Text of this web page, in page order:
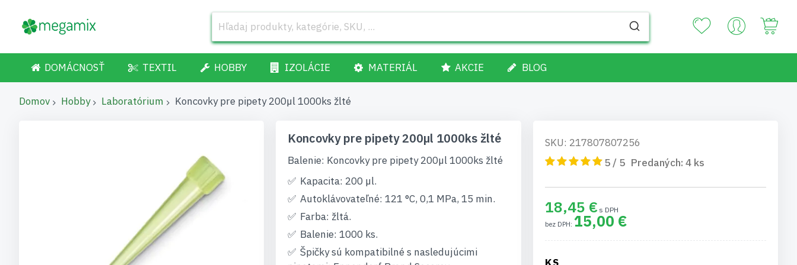
DOMÁCNOSŤ TEXTIL HOBBY IZOLÁCIE MATERIÁL AKCIE BLOG
Domov Hobby Laboratórium Koncovky pre pipety 200µl 1000ks žlté
Koncovky pre pipety 200µl 1000ks žlté
Balenie: Koncovky pre pipety 200µl 1000ks žlté
Kapacita: 200 µl.
Autoklávovateľné: 121 °C, 0,1 MPa, 15 min.
Farba: žltá.
Balenie: 1000 ks.
Špičky sú kompatibilné s nasledujúcimi
SKU: 217807807256
5 / 5 Predaných: 4ks
18,45 €
15,00 €